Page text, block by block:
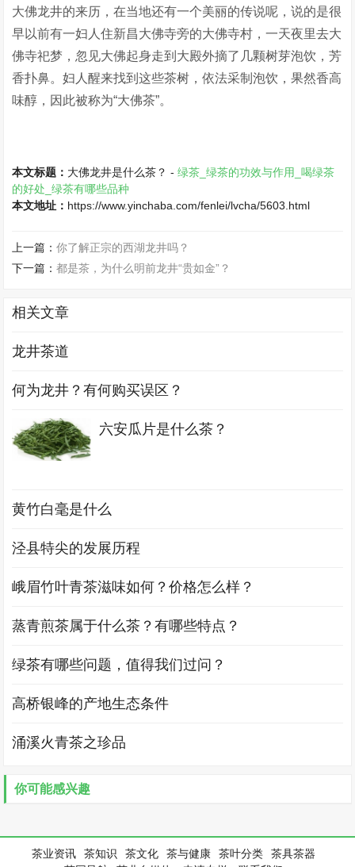
大佛龙井的来历，在当地还有一个美丽的传说呢，说的是很
早以前有一妇人住新昌大佛寺旁的大佛寺村，一天夜里去大
佛寺祀梦，忽见大佛起身走到大殿外摘了几颗树芽泡饮，芳
香扑鼻。妇人醒来找到这些茶树，依法采制泡饮，果然香高
味醇，因此被称为“大佛茶”。
本文标题： 大佛龙井是什么茶？ -绿茶_绿茶的功效与作用_喝绿茶
的好处_绿茶有哪些品种
本文地址： https://www.yinchaba.com/fenlei/lvcha/5603.html
上一篇：你了解正宗的西湖龙井吗？
下一篇：都是茶，为什么明前龙井“贵如金”？
相关文章
龙井茶道
何为龙井？有何购买误区？
六安瓜片是什么茶？
黄竹白毫是什么
泾县特尖的发展历程
峨眉竹叶青茶滋味如何？价格怎么样？
蒸青煎茶属于什么茶？有哪些特点？
绿茶有哪些问题，值得我们过问？
高桥银峰的产地生态条件
涌溪火青茶之珍品
你可能感兴趣
茶业资讯 茶知识 茶文化 茶与健康 茶叶分类
茶具茶器